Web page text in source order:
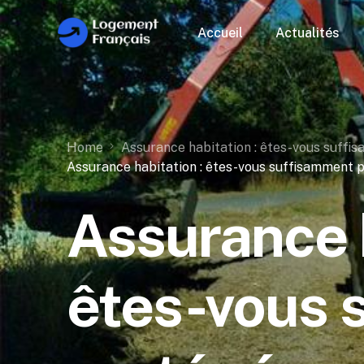
Accueil Actualités
Home Assurance habitation : êtes-vous
Assurance habitation : êtes-vous suffisamment
êtes-vous